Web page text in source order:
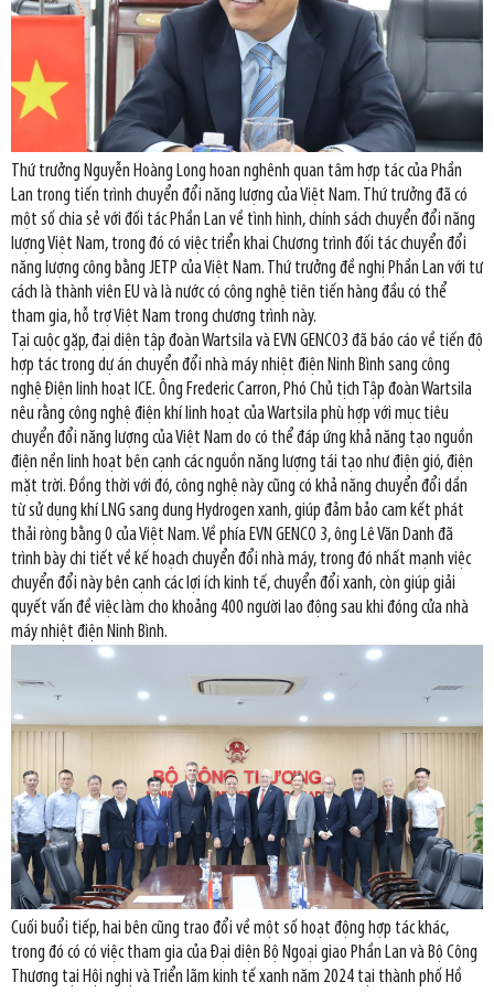
Thứ trưởng Nguyễn Hoàng Long hoan nghênh quan tâm hợp tác của Phần
Lan trong tiến trình chuyển đổi năng lượng của Việt Nam. Thứ trưởng đã có
một số chia sẻ với đối tác Phần Lan về tình hình, chính sách chuyển đổi năng
lượng Việt Nam, trong đó có việc triển khai Chương trình đối tác chuyển đổi
năng lượng công bằng JETP của Việt Nam. Thứ trưởng đề nghị Phần Lan với tư
cách là thành viên EU và là nước có công nghệ tiên tiến hàng đầu có thể
tham gia, hỗ trợ Việt Nam trong chương trình này.
Tại cuộc gặp, đại diện tập đoàn Wartsila và EVN GENCO3 đã báo cáo về tiến độ
hợp tác trong dự án chuyển đổi nhà máy nhiệt điện Ninh Bình sang công
nghệ Điện linh hoạt ICE. Ông Frederic Carron, Phó Chủ tịch Tập đoàn Wartsila
nêu rằng công nghệ điện khí linh hoạt của Wartsila phù hợp với mục tiêu
chuyển đổi năng lượng của Việt Nam do có thể đáp ứng khả năng tạo nguồn
điện nền linh hoạt bên cạnh các nguồn năng lượng tái tạo như điện gió, điện
mặt trời. Đồng thời với đó, công nghệ này cũng có khả năng chuyển đổi dần
từ sử dụng khí LNG sang dung Hydrogen xanh, giúp đảm bảo cam kết phát
thải ròng bằng 0 của Việt Nam. Về phía EVN GENCO 3, ông Lê Văn Danh đã
trình bày chi tiết về kế hoạch chuyển đổi nhà máy, trong đó nhất mạnh việc
chuyển đổi này bên cạnh các lợi ích kinh tế, chuyển đổi xanh, còn giúp giải
quyết vấn đề việc làm cho khoảng 400 người lao động sau khi đóng cửa nhà
máy nhiệt điện Ninh Bình.
Cuối buổi tiếp, hai bên cũng trao đổi về một số hoạt động hợp tác khác,
trong đó có có việc tham gia của Đại diện Bộ Ngoại giao Phần Lan và Bộ Công
Thương tại Hội nghị và Triển lãm kinh tế xanh năm 2024 tại thành phố Hồ